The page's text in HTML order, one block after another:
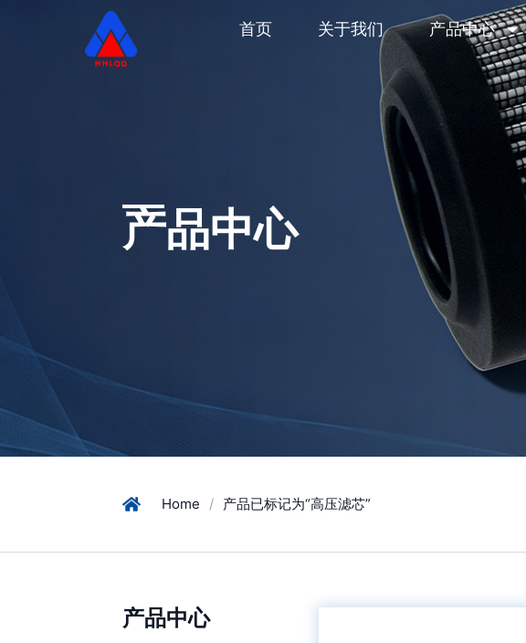
首页 关于我们 产品中心
产品中心
Home / 产品已标记为“高压滤芯”
产品中心